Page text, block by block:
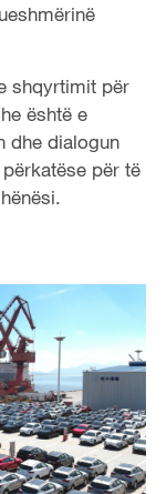
shqyrtimit për
është e
dhe dialogun
për të